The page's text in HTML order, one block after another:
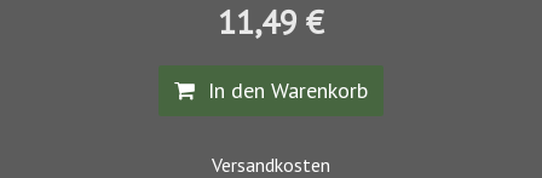
11,49 €
In den Warenkorb
Versandkosten